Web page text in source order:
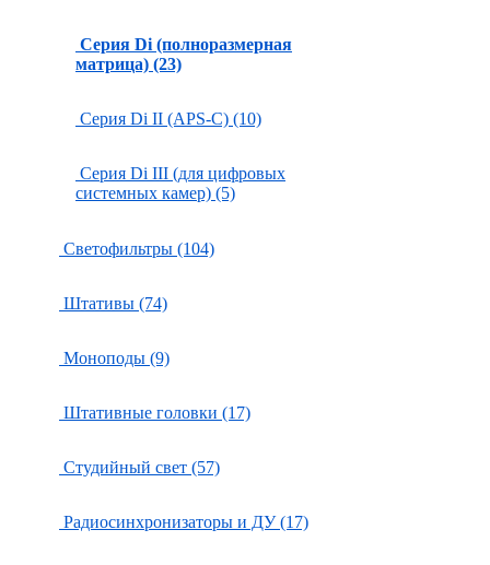
Серия Di (полноразмерная
матрица) (23)
Серия Di II (APS-C) (10)
Серия Di III (для цифровых
системных камер) (5)
Светофильтры (104)
Штативы (74)
Моноподы (9)
Штативные головки (17)
Студийный свет (57)
Радиосинхронизаторы и ДУ (17)